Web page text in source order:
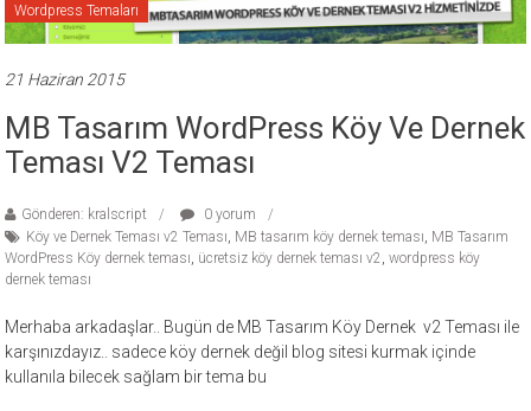
ücretli
temalar,
wordpress
php
temaları,
download
sitesi.
Wordpress Temaları
21 Haziran 2015
MB Tasarım WordPress Köy Ve Dernek
Teması V2 Teması
Gönderen: kralscript
0 yorum
Köy ve Dernek Teması v2 Teması MB tasarım köy dernek teması MB Tasarım
WordPress Köy dernek teması ücretsiz köy dernek teması v2 ,wordpress köy
dernek teması
Merhaba arkadaşlar.. Bugün de MB Tasarım Köy Dernek v2 Teması ile
karşınızdayız.. sadece köy dernek değil blog sitesi kurmak içinde
kullanıla bilecek sağlam bir tema bu